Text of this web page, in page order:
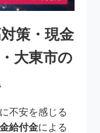
策・現金
大東市の
不安を感じる
給付金による